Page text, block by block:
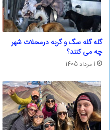
گله گله سگ و گربه درمحلات شهر
چه می کنند؟
1 مرداد 1405